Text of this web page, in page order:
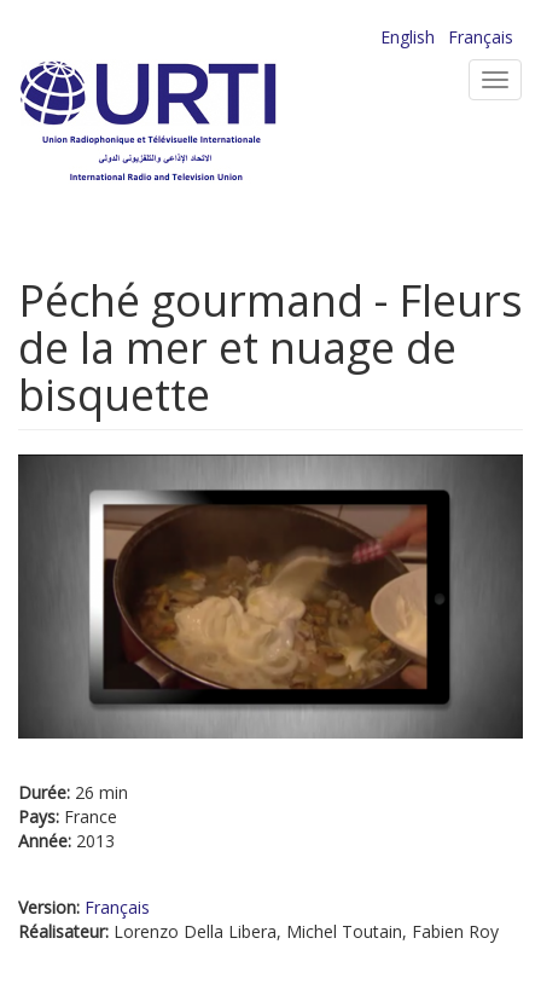
contenu
principal
English
Français
Péché gourmand - Fleurs
de la mer et nuage de
bisquette
Durée: 26 min
Pays: France
Année: 2013
Version: Français
Réalisateur: Lorenzo Della Libera, Michel Toutain, Fabien Roy